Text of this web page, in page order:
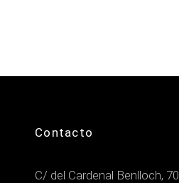
Contacto
C/ del Cardenal Benlloch, 70